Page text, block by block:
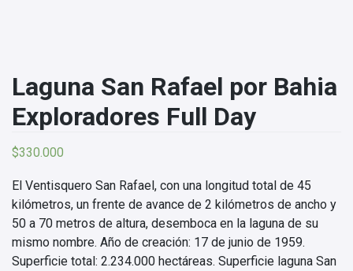
Laguna San Rafael por Bahia
Exploradores Full Day
$330.000
El Ventisquero San Rafael, con una longitud total de 45
kilómetros, un frente de avance de 2 kilómetros de ancho y
50 a 70 metros de altura, desemboca en la laguna de su
mismo nombre. Año de creación: 17 de junio de 1959.
Superficie total: 2.234.000 hectáreas. Superficie laguna San